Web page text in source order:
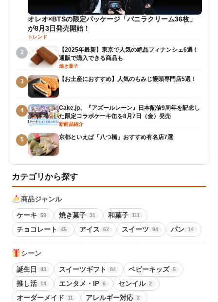
オレオ×BTSの限定パッケージ「バニラクリーム36枚」
が8月3日発売開始！
トレンド
2
【2025年最新】東京で人気の絶品フィナンシェ6選！
通販で購入できる商品も
焼き菓子
3 【お土産におすすめ】人気のもみじ饅頭専門店5選！
4
Cake.jp、『アズールレーン』日本配信9周年を記念し
た限定コラボケーキ缶を8月7日（金）発売
新商品紹介
5 京都といえば「八つ橋」おすすめ有名店7選
カテゴリから探す
商品ジャンル
ケーキ 59 焼き菓子 31 和菓子 111
チョコレート 45 アイス 62 スイーツ 94 パン 14
シーン
誕生日 43 スイーツギフト 84 ベビーキッズ 5
推し活 14 エンタメ・IP 6 センイル 2
オーダーメイド 11 アレルギー対応 2